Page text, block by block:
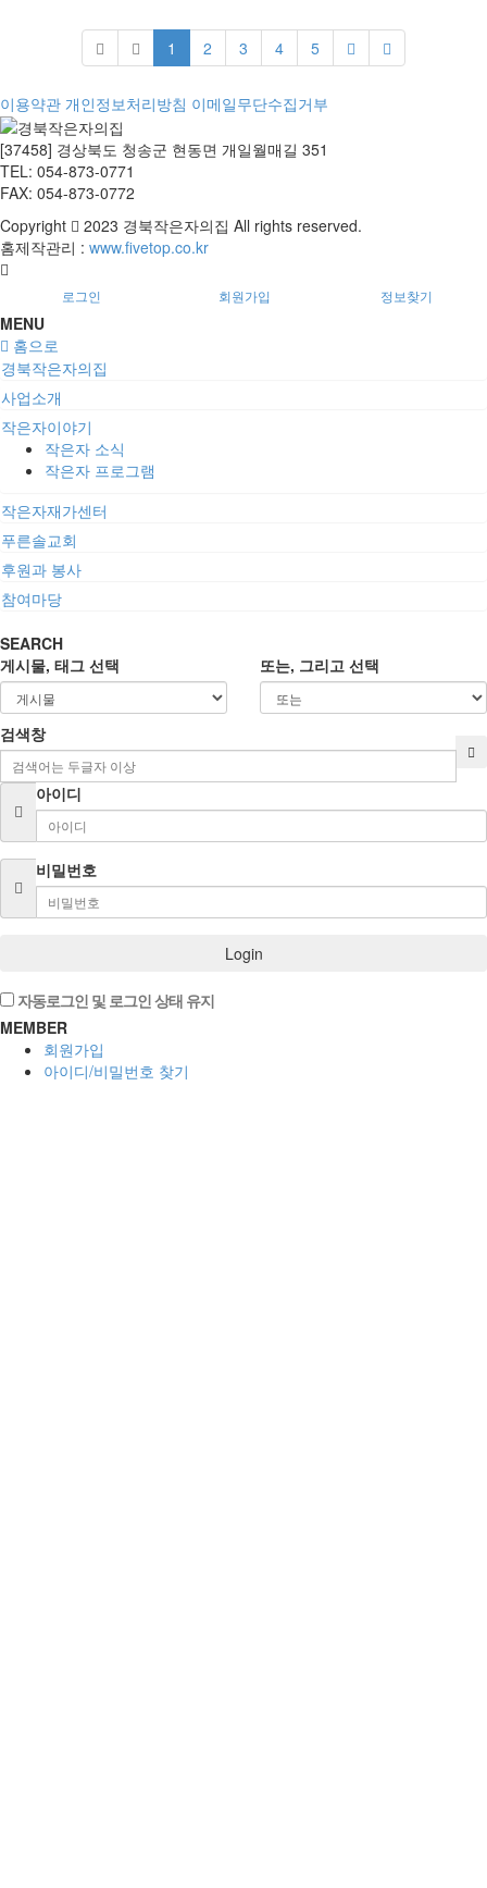
1 2 3 4 5
이용약관 개인정보처리방침 이메일무단수집거부
[37458] 경상북도 청송군 현동면 개일월매길 351
TEL: 054-873-0771
FAX: 054-873-0772
Copyright
2023 경북작은자의집 All rights reserved.
홈제작관리 : www.fivetop.co.kr
로그인 회원가입 정보찾기
MENU
홈으로
경북작은자의집
사업소개
작은자이야기
작은자 소식
작은자 프로그램
작은자재가센터
푸른솔교회
후원과 봉사
참여마당
SEARCH
게시물, 태그 선택
또는, 그리고 선택
검색창
아이디
비밀번호
Login
자동로그인 및 로그인 상태 유지
MEMBER
회원가입
아이디/비밀번호 찾기